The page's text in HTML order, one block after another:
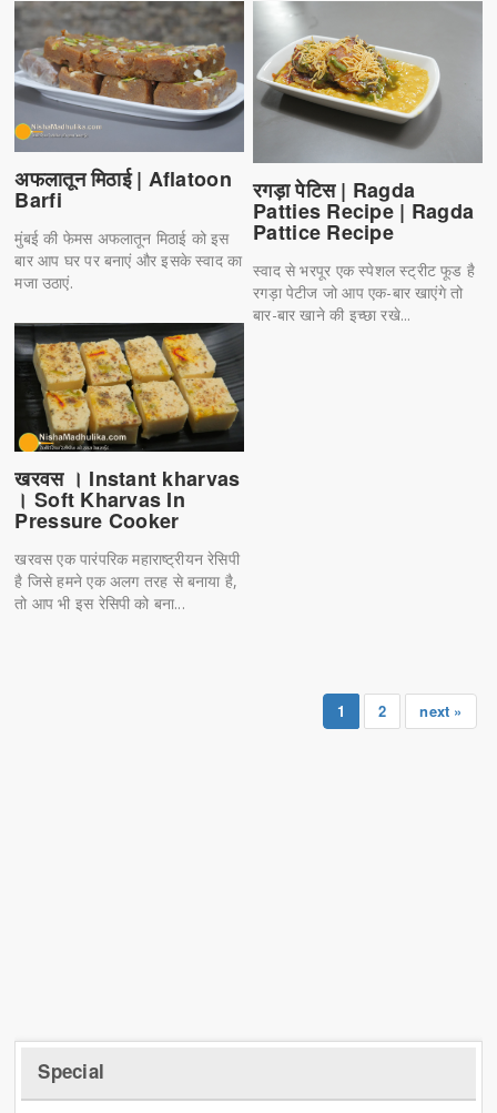
अफलातून मिठाई | Aflatoon
Barfi
मुंबई की फेमस अफलातून मिठाई को इस
बार आप घर पर बनाएं और इसके स्वाद का
मजा उठाएं.
रगड़ा पेटिस | Ragda
Patties Recipe | Ragda
Pattice Recipe
स्वाद से भरपूर एक स्पेशल स्ट्रीट फूड है
रगड़ा पेटीज जो आप एक-बार खाएंगे तो
बार-बार खाने की इच्छा रखे...
खरवस । Instant kharvas
। Soft Kharvas In
Pressure Cooker
खरवस एक पारंपरिक महाराष्ट्रीयन रेसिपी
है जिसे हमने एक अलग तरह से बनाया है,
तो आप भी इस रेसिपी को बना...
1 2 next »
Special